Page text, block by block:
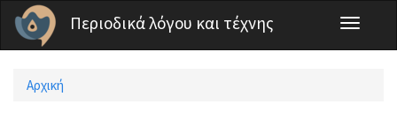
Παράκαμψη προς το κυρίως περιεχόμενο
Περιοδικά λόγου και τέχνης
Toggle
Είστε εδώ
Αρχική